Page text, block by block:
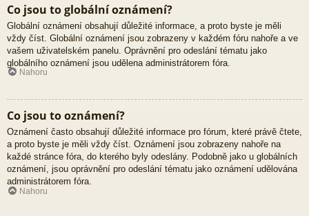
Co jsou to globální oznámení?
Globální oznámení obsahují důležité informace, a proto byste je měli
vždy číst. Globální oznámení jsou zobrazeny v každém fóru nahoře a ve
vašem uživatelském panelu. Oprávnění pro odeslání tématu jako
globálního oznámení jsou udělena administrátorem fóra.
Nahoru
Co jsou to oznámení?
Oznámení často obsahují důležité informace pro fórum, které právě čtete,
a proto byste je měli vždy číst. Oznámení jsou zobrazeny nahoře na
každé stránce fóra, do kterého byly odeslány. Podobně jako u globálních
oznámení, jsou oprávnění pro odeslání tématu jako oznámení udělována
administrátorem fóra.
Nahoru